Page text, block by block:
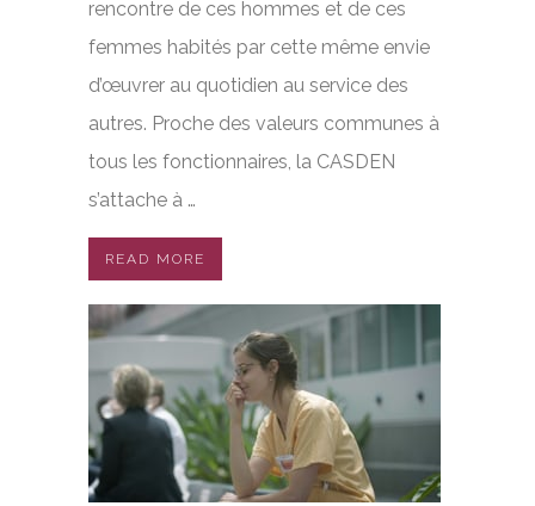
rencontre de ces hommes et de ces
femmes habités par cette même envie
d’œuvrer au quotidien au service des
autres. Proche des valeurs communes à
tous les fonctionnaires, la CASDEN
s’attache à …
READ MORE